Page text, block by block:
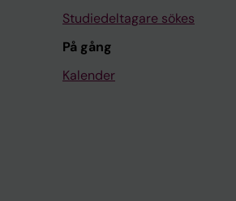
Studiedeltagare sökes
På gång
Kalender